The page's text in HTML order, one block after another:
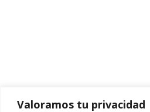
Valoramos tu privacidad